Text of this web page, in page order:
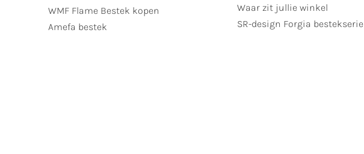
WMF Flame Bestek kopen
Amefa bestek
Waar zit jullie winkel
SR-design Forgia bestekserie